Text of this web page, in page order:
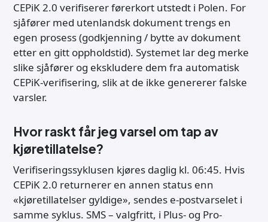
CEPiK 2.0 verifiserer førerkort utstedt i Polen. For
sjåfører med utenlandsk dokument trengs en
egen prosess (godkjenning / bytte av dokument
etter en gitt oppholdstid). Systemet lar deg merke
slike sjåfører og ekskludere dem fra automatisk
CEPiK-verifisering, slik at de ikke genererer falske
varsler.
Hvor raskt får jeg varsel om tap av
kjøretillatelse?
Verifiseringssyklusen kjøres daglig kl. 06:45. Hvis
CEPiK 2.0 returnerer en annen status enn
«kjøretillatelser gyldige», sendes e-postvarselet i
samme syklus. SMS – valgfritt, i Plus- og Pro-